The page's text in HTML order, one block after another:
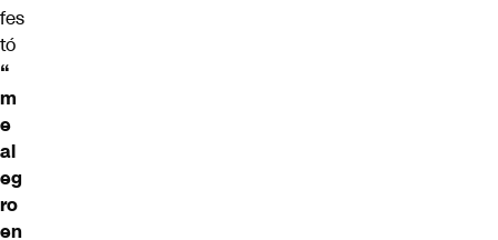
fes
tó
“
m
e
al
eg
ro
en